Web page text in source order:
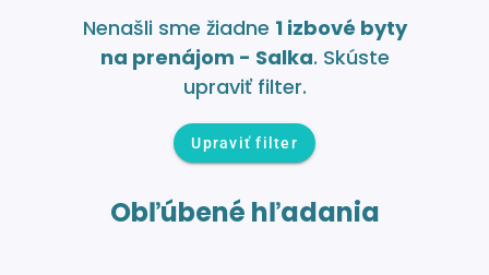
Nenašli sme žiadne 1 izbové byty
na prenájom - Salka. Skúste
upraviť filter.
Upraviť filter
Obľúbené hľadania